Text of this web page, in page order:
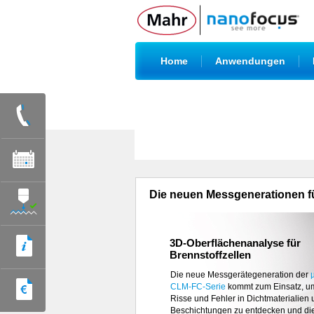
Home Anwendungen
Die neuen Messgenerationen
präsentiert
neueste Ausbaustufe des Highspeed-
Sensors. Bei10-fach höherer axialer
Auflösung und einer lateralen
0,5 µmerfasst µsprint C3x mit seinen
3D-Oberflächenanalyse für
Brennstoffzellen
Die neue Messgerätegeneration der
CLM-FC-Serie kommt zum Einsatz,
Risse und Fehler in Dichtmaterialien
Beschichtungen zu entdecken und